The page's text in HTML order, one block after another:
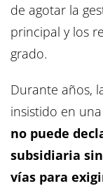
de agotar la
principal y los
grado.
Durante años,
insistido en
no puede
subsidiaria
vías para